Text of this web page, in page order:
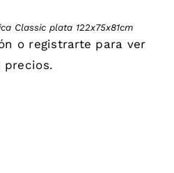
Classic plata 122x75x81cm
o registrarte para ver
precios.